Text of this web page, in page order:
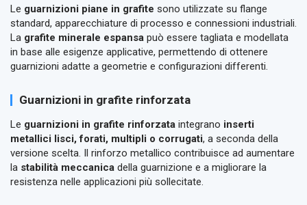
Le guarnizioni piane in grafite sono utilizzate su flange
standard, apparecchiature di processo e connessioni industriali.
La grafite minerale espansa può essere tagliata e modellata
in base alle esigenze applicative, permettendo di ottenere
guarnizioni adatte a geometrie e configurazioni differenti.
Guarnizioni in grafite rinforzata
Le guarnizioni in grafite rinforzata integrano inserti
metallici lisci, forati, multipli o corrugati, a seconda della
versione scelta. Il rinforzo metallico contribuisce ad aumentare
la stabilità meccanica della guarnizione e a migliorare la
resistenza nelle applicazioni più sollecitate.